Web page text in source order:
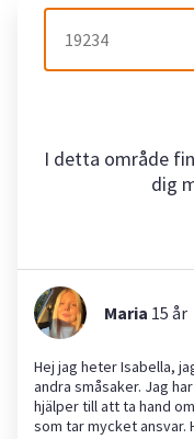
I detta område
dig
Maria 15 år
Hej jag heter Isabella,
andra småsaker. Jag
hjälper till att ta hand
som tar mycket ansvar.